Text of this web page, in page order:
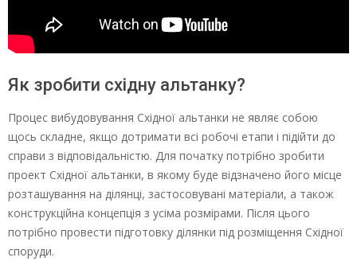
Як зробити східну альтанку?
Процес вибудовування Східної альтанки не являє собою
щось складне, якщо дотримати всі робочі етапи і підійти до
справи з відповідальністю. Для початку потрібно зробити
проект Східної альтанки, в якому буде відзначено його місце
розташування на ділянці, застосовувані матеріали, а також
конструкційна концепція з усіма розмірами. Після цього
потрібно провести підготовку ділянки під розміщення Східної
споруди.